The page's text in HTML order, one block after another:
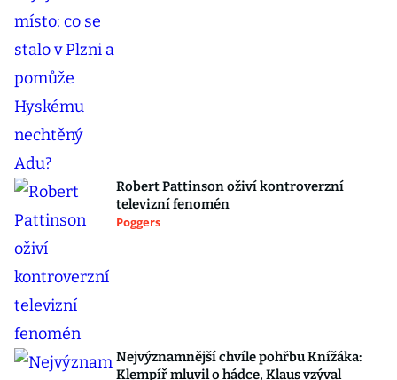
Robert Pattinson oživí kontroverzní
televizní fenomén
Poggers
Nejvýznamnější chvíle pohřbu Knížáka:
Klempíř mluvil o hádce, Klaus vzýval